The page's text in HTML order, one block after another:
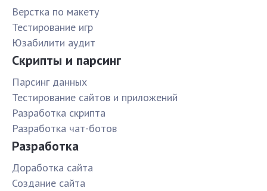
Верстка по макету
Тестирование игр
Юзабилити аудит
Скрипты и парсинг
Парсинг данных
Тестирование сайтов и приложений
Разработка скрипта
Разработка чат-ботов
Разработка
Доработка сайта
Создание сайта